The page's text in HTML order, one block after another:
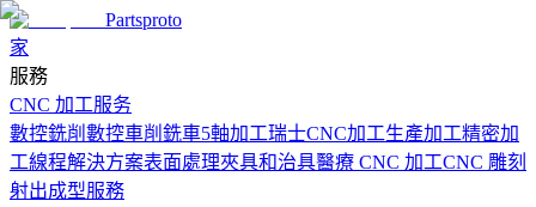
Partsproto
家
服務
CNC 加工服务
數控銑削 數控車削 銑車5軸加工瑞士CNC加工生產加工精密加
工線程解決方案表面處理夾具和治具醫療 CNC 加工CNC 雕刻
射出成型服務